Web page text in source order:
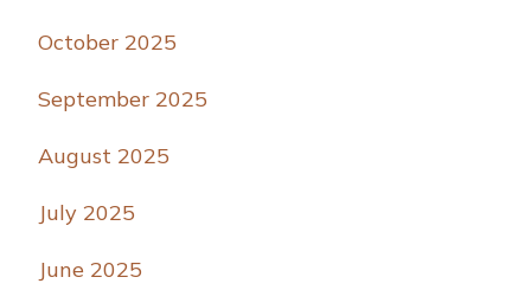
October 2025
September 2025
August 2025
July 2025
June 2025